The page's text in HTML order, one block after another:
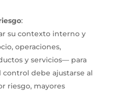
:
su contexto interno y
operaciones,
y servicios— para
control debe ajustarse al
riesgo, mayores